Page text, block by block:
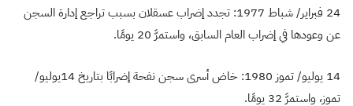
24 فبراير/ شباط 1977: تجدد إضراب عسقلان بسبب تراجع إدارة السجن
عن وعودها في إضراب العام السابق، واستمرَّ 20 يومًا.
14 يوليو/ تموز 1980: خاض أسرى سجن نفحة إضرابًا بتاريخ 14يوليو/
تموز، واستمرَّ 32 يومًا.